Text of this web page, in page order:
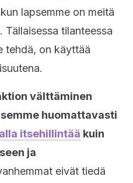
lapsemme on meitä
tilanteessa
tehdä, on käyttää
välttäminen
huomattavasti
itsehillintää kuin
ja
eivät tiedä